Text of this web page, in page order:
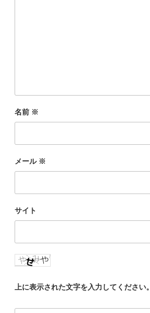
名前 ※
メール ※
サイト
上に表示された文字を入力してください。